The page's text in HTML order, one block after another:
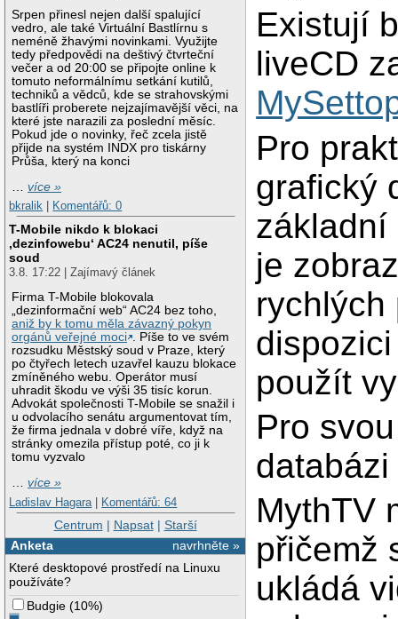
Srpen přinesl nejen další spalující
vedro, ale také Virtuální Bastlírnu s
neméně žhavými novinkami. Využijte
tedy předpovědi na deštivý čtvrteční
večer a od 20:00 se připojte online k
tomuto neformálnímu setkání kutilů,
techniků a vědců, kde se strahovskými
bastlíři proberete nejzajímavější věci, na
které jste narazili za poslední měsíc.
Pokud jde o novinky, řeč zcela jistě
přijde na systém INDX pro tiskárny
Průša, který na konci
…více »
bkralik
Komentářů: 0
T-Mobile nikdo k blokaci
‚dezinfowebu‘ AC24 nenutil, píše
soud
3.8. 17:22 | Zajímavý článek
Firma T-Mobile blokovala
„dezinformační web“ AC24 bez toho,
aniž by k tomu měla závazný pokyn
orgánů veřejné moci . Píše to ve svém
rozsudku Městský soud v Praze, který
po čtyřech letech uzavřel kauzu blokace
zmíněného webu. Operátor musí
uhradit škodu ve výši 35 tisíc korun.
Advokát společnosti T-Mobile se snažil i
u odvolacího senátu argumentovat tím,
že firma jednala v dobré víře, když na
stránky omezila přístup poté, co ji k
tomu vyzvalo
…více »
Ladislav Hagara | Komentářů: 64
Centrum | Napsat| Starší
navrhněte »
Anketa
Které desktopové prostředí na Linuxu
používáte?
Budgie (10%)
Existují
liveCD
Pro
grafický
základní
je
rychlých
použít
Pro
MythTV
přičemž
ukládá